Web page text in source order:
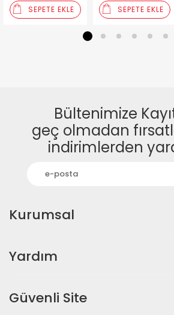
SEPETE EKLE SEPETE EKLE
1 2 3 4 5 6
Bültenimize
geç olmadan
indirimlerden
Kurumsal
Yardım
Güvenli Site